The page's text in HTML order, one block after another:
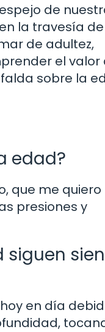
de
la travesía
de adultez,
el valor
sobre la
edad?
que me quiero
presiones y
siguen
en día